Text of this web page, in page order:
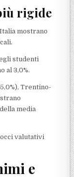
rigide
mostrano
studenti
al 3,0%.
Trentino-
media
valutativi
e